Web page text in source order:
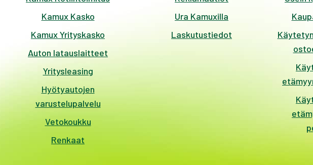
Kamux Kasko
Kamux Yrityskasko
Auton latauslaitteet
Yritysleasing
Hyötyautojen
varustelupalvelu
Vetokoukku
Renkaat
Ura Kamuxilla
Laskutustiedot